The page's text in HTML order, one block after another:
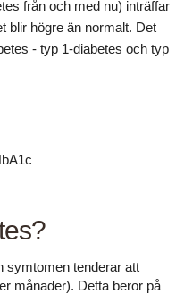
från och med nu) inträffar
blir högre än normalt. Det
- typ 1-diabetes och typ
symtomen tenderar att
månader). Detta beror på